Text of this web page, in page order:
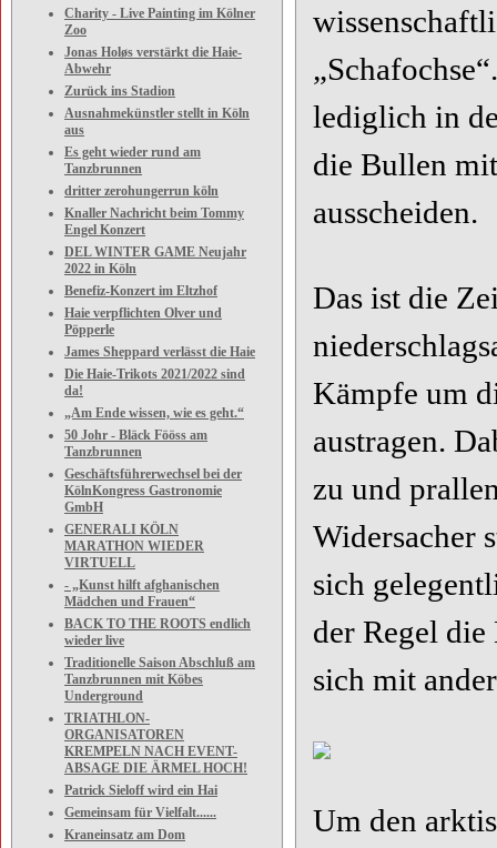
Charity - Live Painting im Kölner
Zoo
Jonas Holøs verstärkt die Haie-
Abwehr
Zurück ins Stadion
Ausnahmekünstler stellt in Köln
aus
Es geht wieder rund am
Tanzbrunnen
dritter zerohungerrun köln
Knaller Nachricht beim Tommy
Engel Konzert
DEL WINTER GAME Neujahr
2022 in Köln
Benefiz-Konzert im Eltzhof
Haie verpflichten Olver und
Pöpperle
James Sheppard verlässt die Haie
Die Haie-Trikots 2021/2022 sind
da!
„Am Ende wissen, wie es geht.“
50 Johr - Bläck Fööss am
Tanzbrunnen
Geschäftsführerwechsel bei der
KölnKongress Gastronomie
GmbH
GENERALI KÖLN
MARATHON WIEDER
VIRTUELL
- „Kunst hilft afghanischen
Mädchen und Frauen“
BACK TO THE ROOTS endlich
wieder live
Traditionelle Saison Abschluß am
Tanzbrunnen mit Köbes
Underground
TRIATHLON-
ORGANISATOREN
KREMPELN NACH EVENT-
ABSAGE DIE ÄRMEL HOCH!
Patrick Sieloff wird ein Hai
Gemeinsam für Vielfalt......
Kraneinsatz am Dom
lediglich in
die Bullen
ausscheiden.
Das ist die
Kämpfe um
austragen.
zu und
Widersacher
sich
der Regel
sich mit
Um den